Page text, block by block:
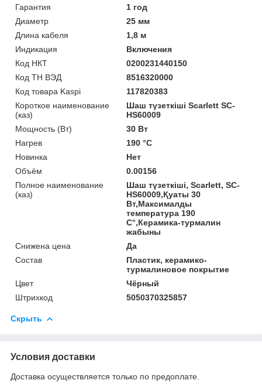
Гарантия
1 год
Диаметр
25 мм
Длина кабеля
1,8 м
Индикация
Включения
Код НКТ
0200231440150
Код ТН ВЭД
8516320000
Код товара Kaspi
117820383
Короткое наименование
(каз)
Шаш түзеткіші Scarlett SC-
HS60009
Мощность (Bт)
30 Вт
Нагрев
190 °С
Новинка
Нет
Объём
0.00156
Полное наименование
(каз)
Шаш түзеткіші, Scarlett, SC-
HS60009,Қуаты 30
Вт,Максималды
температура 190
C°,Керамика-турмалин
жабыны
Снижена цена
Да
Состав
Пластик, керамико-
турмалиновое покрытие
Цвет
Чёрный
Штрихкод
5050370325857
Скрыть
Условия доставки
Доставка осуществляется только по предоплате.